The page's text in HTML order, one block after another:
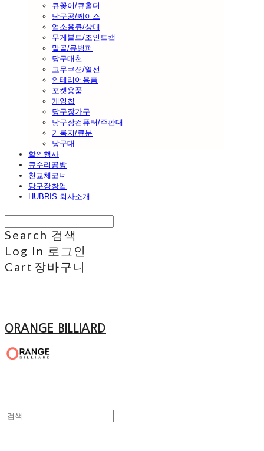
큐꽂이/큐홀더
당구공/케이스
업소용큐/상대
무게볼트/조인트캡
말골/큐범퍼
당구대천
고무쿠션/열선
인테리어용품
포켓용품
게임칩
당구장가구
당구장컴퓨터/주판대
기록지/큐분
당구대
할인행사
큐수리공방
천교체코너
당구장창업
HUBRIS 회사소개
Search 검색
Log In 로그인
Cart 장바구니
ORANGE BILLIARD